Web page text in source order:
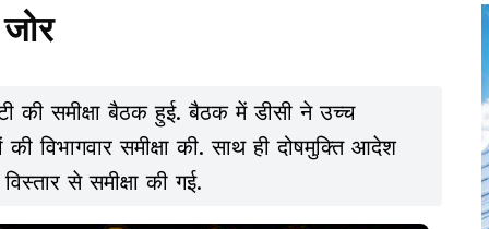
की समीक्षा बैठक हुई. बैठक में डीसी ने उच्च
की विभागवार समीक्षा की. साथ ही दोषमुक्ति आदेश
से समीक्षा की गई.